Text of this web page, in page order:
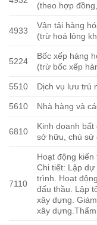
(theo hợp
4933
Vận tải hàng
(trừ hoá lỏng
5224
Bốc xếp hàng
(trừ bốc xếp
5510 Dịch vụ lưu trú
5610 Nhà hàng và
6810
Kinh doanh
sở hữu, chủ sử
7110
Hoạt động
Chi tiết: Lập
trình. Hoạt
đấu thầu. Lập
xây dựng.
xây